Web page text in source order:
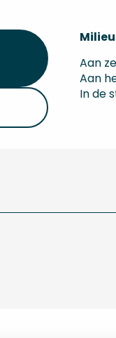
Milieu
Milieu
Aan
Aan
In de